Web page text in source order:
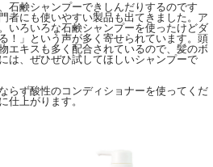
石鹸シャンプーできしんだりするのです
者にも使いやすい製品も出てきました。ア
いろいろな石鹸シャンプーを使ったけどダ
！」という声が多く寄せられています。頭
エキスも多く配合されているので、髪のボ
は、ぜひぜひ試してほしいシャンプーで
らず酸性のコンディショナーを使ってくだ
仕上がります。